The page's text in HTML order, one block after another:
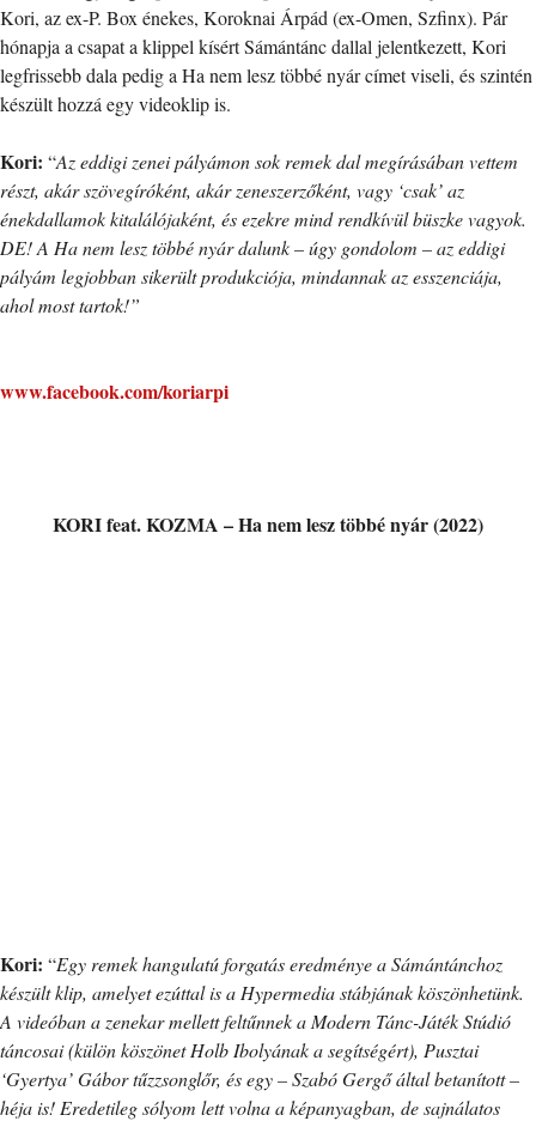
Kori, az ex-P. Box énekes, Koroknai Árpád (ex-Omen, Szfinx). Pár
hónapja a csapat a klippel kísért Sámántánc dallal jelentkezett, Kori
legfrissebb dala pedig a Ha nem lesz többé nyár címet viseli, és szintén
készült hozzá egy videoklip is.
Kori: “Az eddigi zenei pályámon sok remek dal megírásában vettem
részt, akár szövegíróként, akár zeneszerzőként, vagy ‘csak’ az
énekdallamok kitalálójaként, és ezekre mind rendkívül büszke vagyok.
DE! A Ha nem lesz többé nyár dalunk – úgy gondolom – az eddigi
pályám legjobban sikerült produkciója, mindannak az esszenciája,
ahol most tartok!”
www.facebook.com/koriarpi
KORI feat. KOZMA – Ha nem lesz többé nyár (2022)
Kori: “Egy remek hangulatú forgatás eredménye a Sámántánchoz
készült klip, amelyet ezúttal is a Hypermedia stábjának köszönhetünk.
A videóban a zenekar mellett feltűnnek a Modern Tánc-Játék Stúdió
táncosai (külön köszönet Holb Ibolyának a segítségért), Pusztai
‘Gyertya’ Gábor tűzzsonglőr, és egy – Szabó Gergő által betanított –
héja is! Eredetileg sólyom lett volna a képanyagban, de sajnálatos